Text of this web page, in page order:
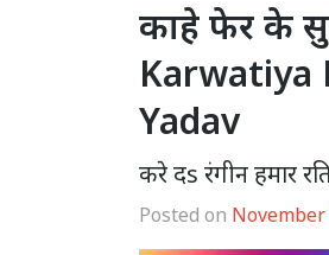
काहे फेर के
Karwatiya
Yadav
करे दs रंगीन हमार
Posted on November